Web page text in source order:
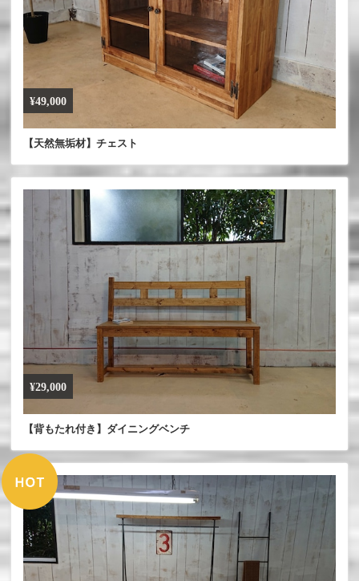
¥49,000
【天然無垢材】チェスト
¥29,000
【背もたれ付き】ダイニングベンチ